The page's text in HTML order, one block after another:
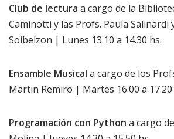
Club de lectura a cargo de la
Caminotti y las Profs. Paula Salinardi
Soibelzon | Lunes 13.10 a 14.30 hs.
Ensamble Musical a cargo de los
Martin Remiro | Martes 16.00 a 17.20
Programación con Python a cargo